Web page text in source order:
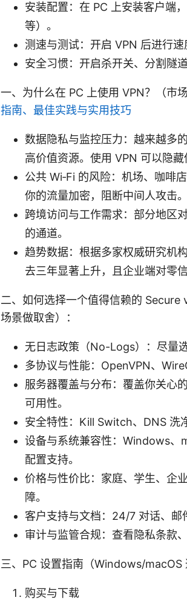
安装配置：在 PC 上安装客户端
等）。
测速与测试：开启 VPN 后进行速
安全习惯：开启杀开关、分割隧
一、为什么在 PC 上使用 VPN？（市
指南、最佳实践与实用技巧
数据隐私与监控压力：越来越多
高价值资源。使用 VPN 可以隐
公共 Wi‑Fi 的风险：机场、咖啡
你的流量加密，阻断中间人攻击。
跨境访问与工作需求：部分地区
的通道。
趋势数据：根据多家权威研究机
去三年显著上升，且企业端对零
二、如何选择一个值得信赖的
场景做取舍）：
无日志政策（No-Logs）：尽量
多协议与性能：OpenVPN、
服务器覆盖与分布：覆盖你关心
可用性。
安全特性：Kill Switch、DNS 洗
设备与系统兼容性：Windows、
配置支持。
价格与性价比：家庭、学生、企
障。
客户支持与文档：24/7 对话、邮
审计与监管合规：查看隐私条款
三、PC 设置指南（Windows/macOS
购买与下载